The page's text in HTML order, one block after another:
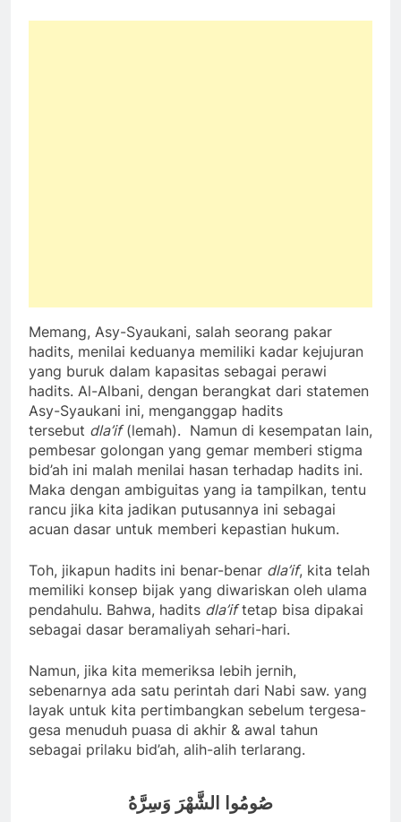
Memang, Asy-Syaukani, salah seorang pakar
hadits, menilai keduanya memiliki kadar kejujuran
yang buruk dalam kapasitas sebagai perawi
hadits. Al-Albani, dengan berangkat dari statemen
Asy-Syaukani ini, menganggap hadits
tersebut dla’if(lemah). Namun di kesempatan lain,
pembesar golongan yang gemar memberi stigma
bid’ah ini malah menilai hasan terhadap hadits ini.
Maka dengan ambiguitas yang ia tampilkan, tentu
rancu jika kita jadikan putusannya ini sebagai
acuan dasar untuk memberi kepastian hukum.
Toh, jikapun hadits ini benar-benar dla’if, kita telah
memiliki konsep bijak yang diwariskan oleh ulama
pendahulu. Bahwa, hadits dla’iftetap bisa dipakai
sebagai dasar beramaliyah sehari-hari.
Namun, jika kita memeriksa lebih jernih,
sebenarnya ada satu perintah dari Nabi saw. yang
layak untuk kita pertimbangkan sebelum tergesa-
gesa menuduh puasa di akhir & awal tahun
sebagai prilaku bid’ah, alih-alih terlarang.
صُومُوا الشَّهْرَ وَسِرَّهُ